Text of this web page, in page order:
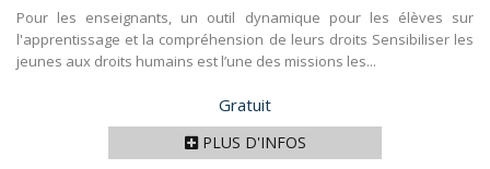
Pour les enseignants, un outil dynamique pour les élèves sur
l'apprentissage et la compréhension de leurs droits Sensibiliser les
jeunes aux droits humains est l’une des missions les...
Prix
Gratuit
PLUS D'INFOS